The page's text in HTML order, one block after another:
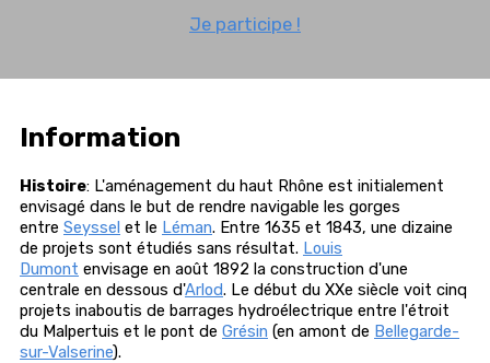
Je participe !
Information
Histoire: L'aménagement du haut Rhône est initialement
envisagé dans le but de rendre navigable les gorges
entre Seyssel et le Léman. Entre 1635 et 1843, une dizaine
de projets sont étudiés sans résultat. Louis
Dumont envisage en août 1892 la construction d'une
centrale en dessous d'Arlod. Le début du XXe siècle voit cinq
projets inaboutis de barrages hydroélectrique entre l'étroit
du Malpertuis et le pont de Grésin (en amont de Bellegarde-
sur-Valserine).